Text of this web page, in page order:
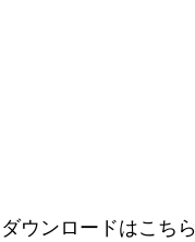
ダウンロードはこち